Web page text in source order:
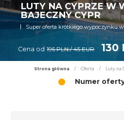
LUTY NA CYPRZE W
BAJECZNY CYPR
Super oferta krótkiego wypoczynku
Cena od 195 PLN / 45 EUR 130
Strona główna / Oferta / Luty na
Numer